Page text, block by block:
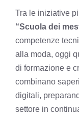
Tra le iniziative
“Scuola dei
competenze
alla moda, oggi
di formazione e
combinano
digitali,
settore in